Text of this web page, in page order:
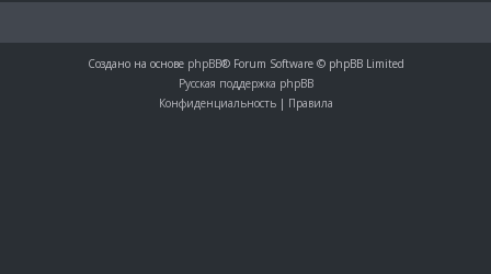
Создано на основе phpBB® Forum Software © phpBB Limited
Русская поддержка phpBB
Конфиденциальность| Правила